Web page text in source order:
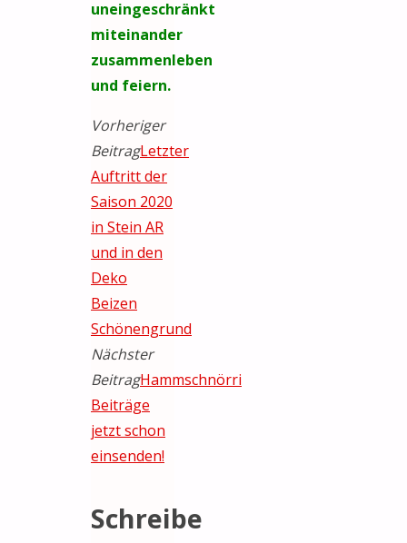
uneingeschränkt
miteinander
zusammenleben
und feiern.
Vorheriger
BeitragLetzter
Auftritt der
Saison 2020
in Stein AR
und in den
Deko
Beizen
Schönengrund
Nächster
BeitragHammschnörri
Beiträge
jetzt schon
einsenden!
Schreibe